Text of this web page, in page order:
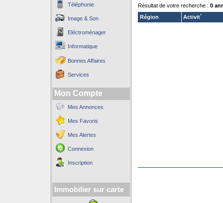
Téléphonie
Image & Son
Eléctroménager
Informatique
Bonnes Affaires
Services
Mon Compte
Mes Annonces
Mes Favoris
Mes Alertes
Connexion
Inscription
Immobilier sur carte
Résultat de votre recherche : 0
Région
Activit´